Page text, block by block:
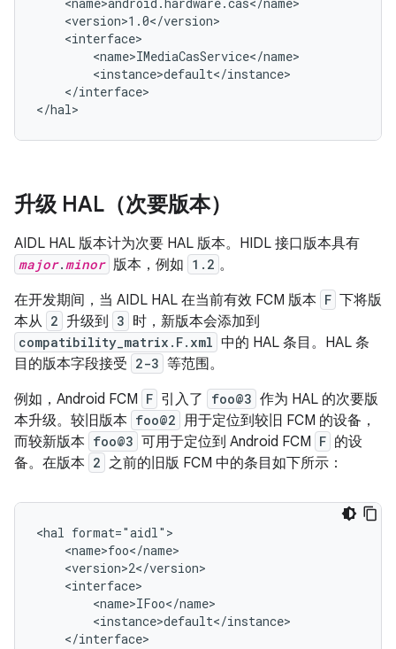
    <name>android.hardware.cas</name>
    <version>1.0</version>
    <interface>
        <name>IMediaCasService</name>
        <instance>default</instance>
    </interface>
升级 HAL（次要版本）
AIDL HAL 版本计为次要 HAL 版本。HIDL 接口版本具有
major.minor 版本，例如 1.2 。
在开发期间，当 AIDL HAL 在当前有效 FCM 版本 F 下将版
本从 2 升级到 3 时，新版本会添加到
compatibility_matrix.F.xml 中的 HAL 条目。HAL 条
目的版本字段接受 2-3 等范围。
例如，Android FCM F 引入了 foo@3 作为 HAL 的次要版
本升级。较旧版本 foo@2 用于定位到较旧 FCM 的设备，
而较新版本 foo@3 可用于定位到 Android FCM F 的设
备。在版本 2 之前的旧版 FCM 中的条目如下所示：
<hal format="aidl">
    <name>foo</name>
    <version>2</version>
    <interface>
        <name>IFoo</name>
        <instance>default</instance>
    </interface>